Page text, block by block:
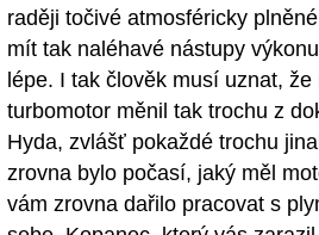
raději točivé atmosféricky
mít tak naléhavé nástupy
lépe. I tak člověk musí uznat,
turbomotor měnil tak trochu z
Hyda, zvlášť pokaždé trochu
zrovna bylo počasí, jaký měl
vám zrovna dařilo pracovat s